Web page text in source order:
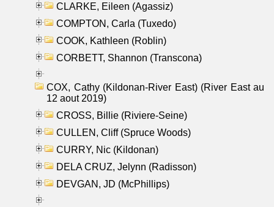
CLARKE, Eileen (Agassiz)
COMPTON, Carla (Tuxedo)
COOK, Kathleen (Roblin)
CORBETT, Shannon (Transcona)
COX, Cathy (Kildonan-River East) (River East au
12 aout 2019)
CROSS, Billie (Riviere-Seine)
CULLEN, Cliff (Spruce Woods)
CURRY, Nic (Kildonan)
DELA CRUZ, Jelynn (Radisson)
DEVGAN, JD (McPhillips)